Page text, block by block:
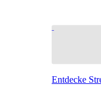
Entdecke